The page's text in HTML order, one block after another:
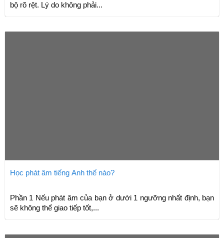
bộ rõ rệt. Lý do không phải...
Học phát âm tiếng Anh thế nào?
Phần 1 Nếu phát âm của bạn ở dưới 1 ngưỡng nhất định, bạn
sẽ không thể giao tiếp tốt,...